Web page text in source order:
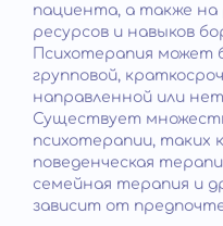
пациента, а также на
ресурсов и навыков
Психотерапия может
групповой,
направленной или
Существует
психотерапии, таких
поведенческая
семейная терапия и
зависит от